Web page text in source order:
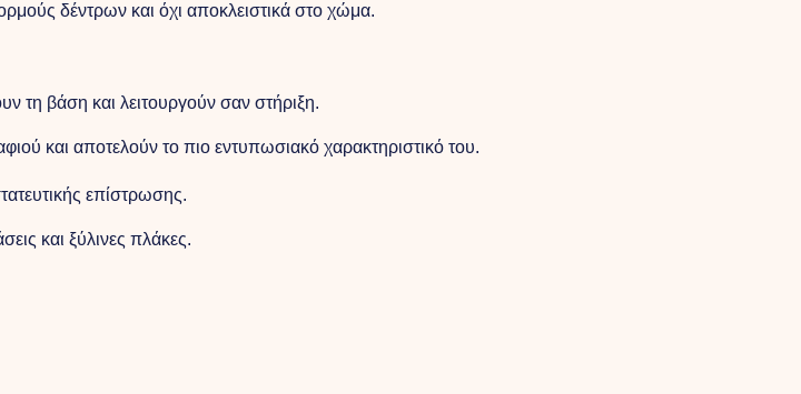
δέντρων και όχι αποκλειστικά στο χώμα.
τη βάση και λειτουργούν σαν στήριξη.
και αποτελούν το πιο εντυπωσιακό χαρακτηριστικό του.
επίστρωσης.
και ξύλινες πλάκες.